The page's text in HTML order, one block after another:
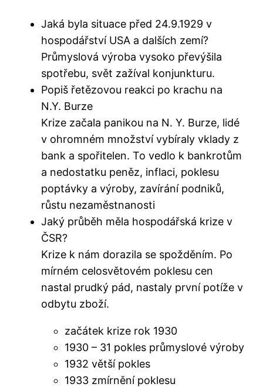
Jaká byla situace před 24.9.1929 v
hospodářství USA a dalších zemí?
Průmyslová výroba vysoko převýšila
spotřebu, svět zažíval konjunkturu.
Popiš řetězovou reakci po krachu na
N.Y. Burze
Krize začala panikou na N. Y. Burze, lidé
v ohromném množství vybíraly vklady z
bank a spořitelen. To vedlo k bankrotům
a nedostatku peněz, inflaci, poklesu
poptávky a výroby, zavírání podniků,
růstu nezaměstnanosti
Jaký průběh měla hospodářská krize v
ČSR?
Krize k nám dorazila se spožděním. Po
mírném celosvětovém poklesu cen
nastal prudký pád, nastaly první potíže v
odbytu zboží.
začátek krize rok 1930
1930 – 31 pokles průmyslové výroby
1932 větší pokles
1933 zmírnění poklesu